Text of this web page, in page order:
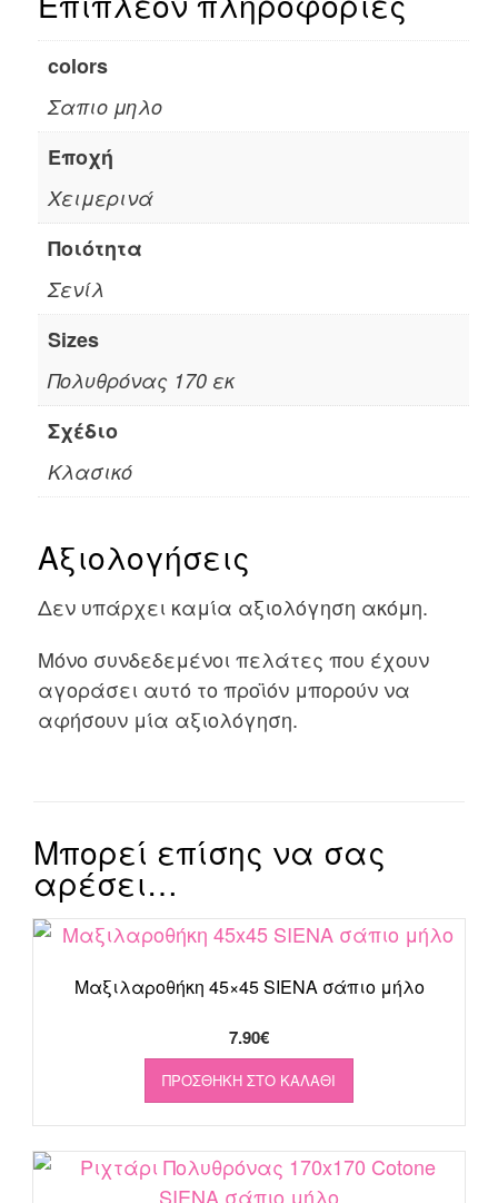
colors
Σαπιο μηλο
Εποχή
Χειμερινά
Ποιότητα
Σενίλ
Sizes
Πολυθρόνας 170 εκ
Σχέδιο
Κλασικό
Αξιολογήσεις
Δεν υπάρχει καμία αξιολόγηση ακόμη.
Μόνο συνδεδεμένοι πελάτες που έχουν
αγοράσει αυτό το προϊόν μπορούν να
αφήσουν μία αξιολόγηση.
Μπορεί επίσης να σας
αρέσει…
Μαξιλαροθήκη 45×45 SIENA σάπιο μήλο
7.90€
ΠΡΟΣΘΉΚΗ ΣΤΟ ΚΑΛΆΘΙ